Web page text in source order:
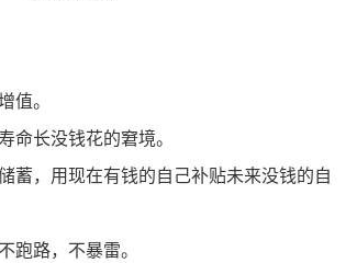
值。
命长没钱花的窘境。
蓄，用现在有钱的自己补贴未来没钱的自
跑路，不暴雷。